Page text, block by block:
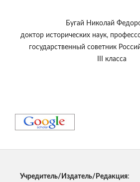
Бугай Николай
доктор исторических наук,
государственный советник
III класса
Учредитель/Издатель/Редакция: